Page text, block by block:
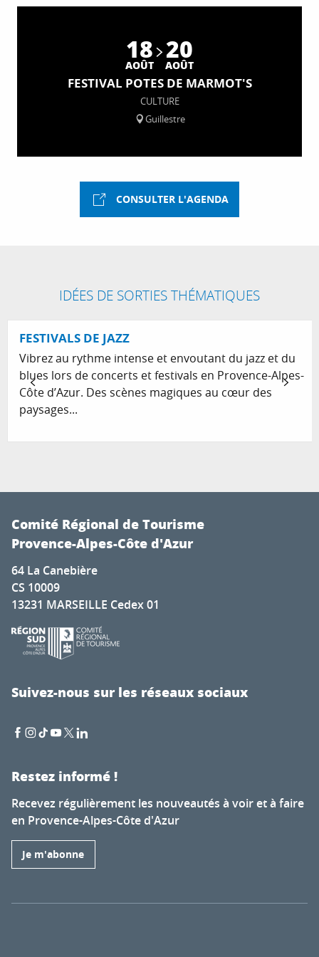
18
AOÛT 20
AOÛT
FESTIVAL POTES DE MARMOT'S
CULTURE
Guillestre
CONSULTER L'AGENDA
IDÉES DE SORTIES THÉMATIQUES
FESTIVALS DE JAZZ
Vibrez au rythme intense et envoutant du jazz et du
blues lors de concerts et festivals en Provence-Alpes-
Côte d’Azur. Des scènes magiques au cœur des
paysages...
Comité Régional de Tourisme
Provence-Alpes-Côte d'Azur
64 La Canebière
CS 10009
13231 MARSEILLE Cedex 01
Suivez-nous sur les réseaux sociaux
Restez informé !
Recevez régulièrement les nouveautés à voir et à faire
en Provence-Alpes-Côte d'Azur
Je m'abonne